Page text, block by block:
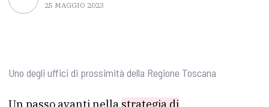
25 MAGGIO 2023
Uno degli uffici di prossimità della Regione Toscana